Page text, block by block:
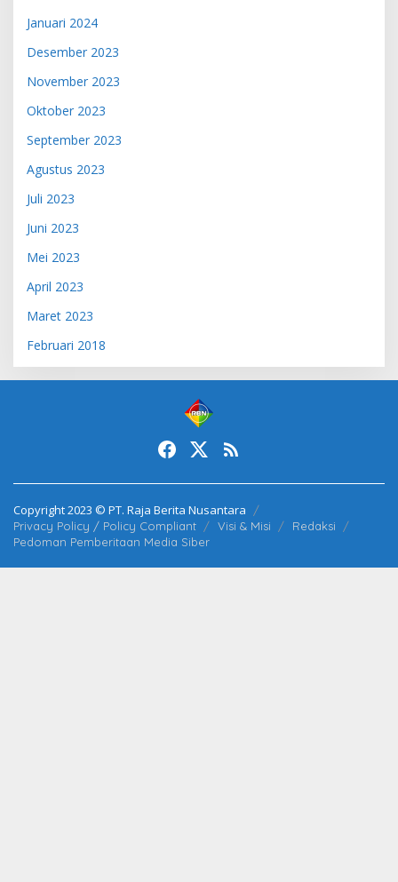
Januari 2024
Desember 2023
November 2023
Oktober 2023
September 2023
Agustus 2023
Juli 2023
Juni 2023
Mei 2023
April 2023
Maret 2023
Februari 2018
Copyright 2023 © PT. Raja Berita Nusantara
Privacy Policy / Policy Compliant Visi & Misi
Redaksi
Pedoman Pemberitaan Media Siber